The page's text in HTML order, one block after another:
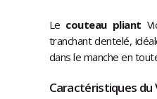
Le couteau pliant
tranchant dentelé,
dans le manche en
Caractéristiques du